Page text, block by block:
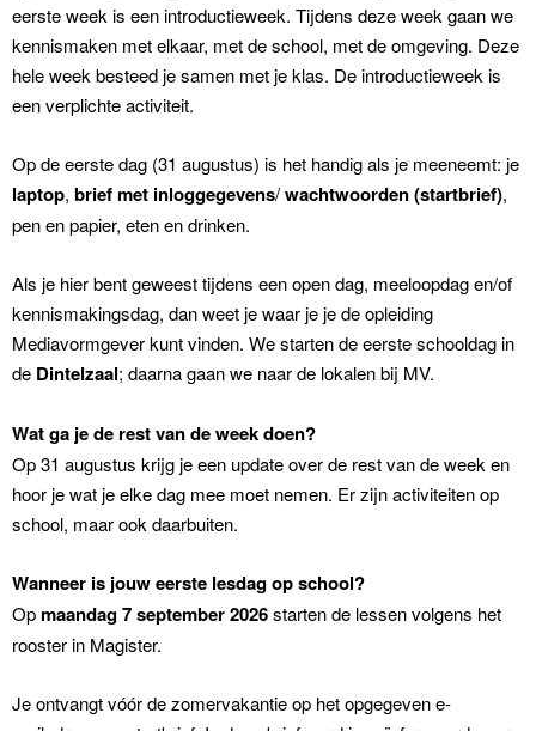
eerste week is een introductieweek. Tijdens deze week gaan we
kennismaken met elkaar, met de school, met de omgeving. Deze
hele week besteed je samen met je klas. De introductieweek is
een verplichte activiteit.
Op de eerste dag (31 augustus) is het handig als je meeneemt: je
laptop, brief met inloggegevens/wachtwoorden (startbrief),
pen en papier, eten en drinken.
Als je hier bent geweest tijdens een open dag, meeloopdag en/of
kennismakingsdag, dan weet je waar je je de opleiding
Mediavormgever kunt vinden. We starten de eerste schooldag in
de Dintelzaal; daarna gaan we naar de lokalen bij MV.
Wat ga je de rest van de week doen?
Op 31 augustus krijg je een update over de rest van de week en
hoor je wat je elke dag mee moet nemen. Er zijn activiteiten op
school, maar ook daarbuiten.
Wanneer is jouw eerste lesdag op school?
Opmaandag 7 september 2026starten de lessen volgens het
rooster in Magister.
Je ontvangt vóór de zomervakantie op het opgegeven e-